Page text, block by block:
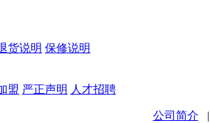
货说明 保修说明
盟 严正声明 人才招聘
公司简介